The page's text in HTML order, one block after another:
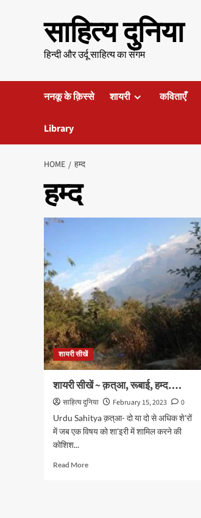
साहित्य दुनिया
हिन्दी और उर्दू साहित्य का संगम
ननकू के क़िस्से शायरी कविताएँ
Library
HOME हम्द
हम्द
शायरी सीखें
शायरी सीखें ~ क़त्आ, रूबाई, हम्द….
साहित्य दुनिया February 15, 2023
0
Urdu Sahitya क़त्आ- दो या दो से अधिक शे'रों
में जब एक विषय को शा'इरी में शामिल करने की
कोशिश...
Read MoreRead